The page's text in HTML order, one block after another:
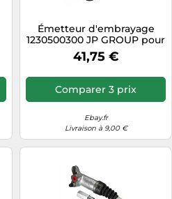
Émetteur d'embrayage
1230500300 JP GROUP pour
OPEL CHEVROLET SAAB
SUZUKI FIAT
41,75 €
Comparer 3 prix
Ebay.fr
Livraison à 9,00 €